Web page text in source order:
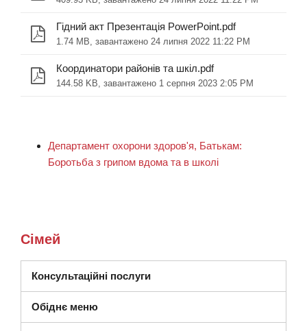
Гідний акт Презентація PowerPoint.pdf
1.74 MB, завантажено 24 липня 2022 11:22 PM
Координатори районів та шкіл.pdf
144.58 KB, завантажено 1 серпня 2023 2:05 PM
Департамент охорони здоров'я, Батькам:
Боротьба з грипом вдома та в школі
Сімей
Консультаційні послуги(відкриється в новому вікні)
Обіднє меню